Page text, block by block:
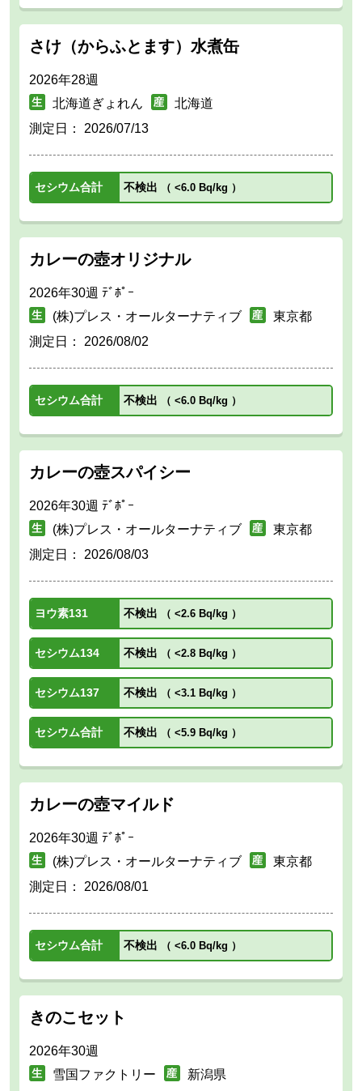
さけ（からふとます）水煮缶
2026年28週
北海道ぎょれん
北海道
測定日： 2026/07/13
セシウム合計 不検出 （ <6.0 Bq/kg ）
カレーの壺オリジナル
2026年30週 ﾃﾞﾎﾟｰ
(株)プレス・オールターナティブ
東京都
測定日： 2026/08/02
セシウム合計 不検出 （ <6.0 Bq/kg ）
カレーの壺スパイシー
2026年30週 ﾃﾞﾎﾟｰ
(株)プレス・オールターナティブ
東京都
測定日： 2026/08/03
ヨウ素131 不検出 （ <2.6 Bq/kg ）
セシウム134 不検出 （ <2.8 Bq/kg ）
セシウム137 不検出 （ <3.1 Bq/kg ）
セシウム合計 不検出 （ <5.9 Bq/kg ）
カレーの壺マイルド
2026年30週 ﾃﾞﾎﾟｰ
(株)プレス・オールターナティブ
東京都
測定日： 2026/08/01
セシウム合計 不検出 （ <6.0 Bq/kg ）
きのこセット
2026年30週
雪国ファクトリー
新潟県